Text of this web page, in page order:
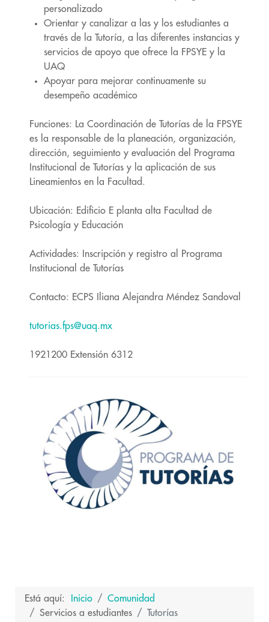
personalizado
Orientar y canalizar a las y los estudiantes a
través de la Tutoría, a las diferentes instancias y
servicios de apoyo que ofrece la FPSYE y la
UAQ
Apoyar para mejorar continuamente su
desempeño académico
Funciones: La Coordinación de Tutorías de la FPSYE
es la responsable de la planeación, organización,
dirección, seguimiento y evaluación del Programa
Institucional de Tutorías y la aplicación de sus
Lineamientos en la Facultad.
Ubicación: Edificio E planta alta Facultad de
Psicología y Educación
Actividades: Inscripción y registro al Programa
Institucional de Tutorías
Contacto: ECPS Iliana Alejandra Méndez Sandoval
tutorias.fps@uaq.mx
1921200 Extensión 6312
Está aquí: Inicio
Comunidad
Servicios a estudiantes
Tutorías